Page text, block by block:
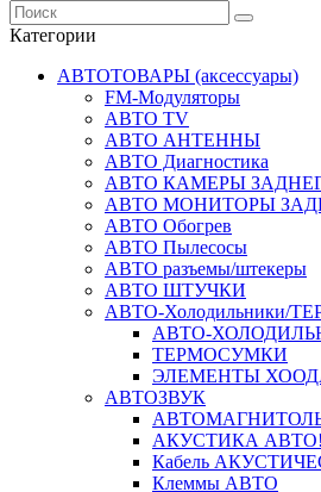
Категории
АВТОТОВАРЫ (аксессуары)
FM-Модуляторы
АВТО TV
АВТО АНТЕННЫ
АВТО Диагностика
АВТО КАМЕРЫ
АВТО МОНИТОРЫ
АВТО Обогрев
АВТО Пылесосы
АВТО разъемы/штекеры
АВТО ШТУЧКИ
АВТО-Холодильники/
АВТО-
ТЕРМОСУМКИ
ЭЛЕМЕНТЫ
АВТОЗВУК
АКУСТИКА
Кабель
Клеммы АВТО